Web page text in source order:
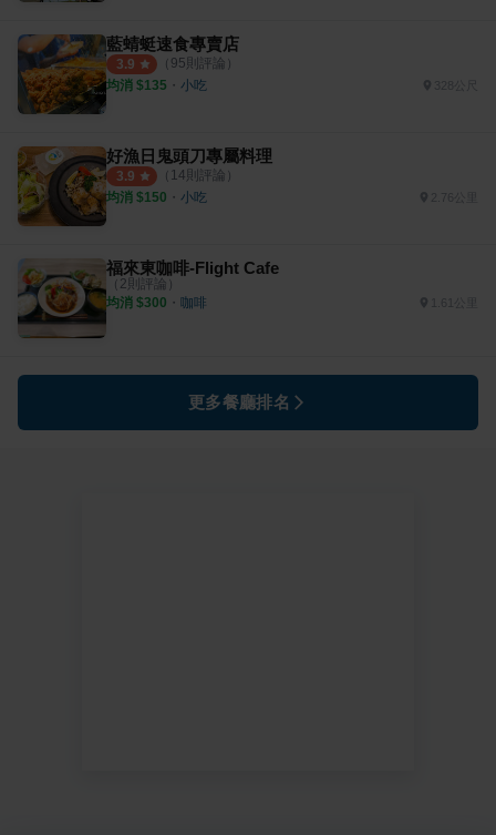
藍蜻蜓速食專賣店
3.9 （ 95則評論）
均消 $135 ・ 小吃 328公尺
好漁日鬼頭刀專屬料理
3.9 （ 14則評論）
均消 $150 ・ 小吃 2.76公里
福來東咖啡-Flight Cafe
（ 2則評論）
均消 $300 ・ 咖啡 1.61公里
更多餐廳排名